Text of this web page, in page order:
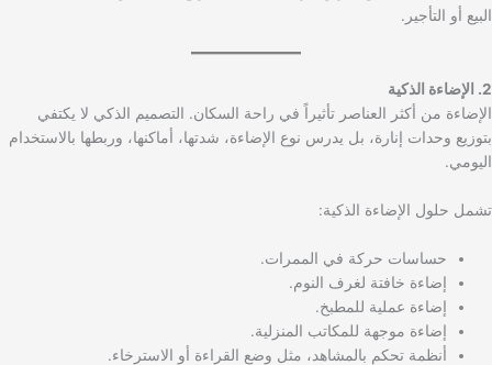
البيع أو التأجير.
2. الإضاءة الذكية
الإضاءة من أكثر العناصر تأثيراً في راحة السكان. التصميم الذكي لا يكتفي
بتوزيع وحدات إنارة، بل يدرس نوع الإضاءة، شدتها، أماكنها، وربطها بالاستخدام
اليومي.
تشمل حلول الإضاءة الذكية:
حساسات حركة في الممرات.
إضاءة خافتة لغرف النوم.
إضاءة عملية للمطبخ.
إضاءة موجهة للمكاتب المنزلية.
أنظمة تحكم بالمشاهد، مثل وضع القراءة أو الاسترخاء.